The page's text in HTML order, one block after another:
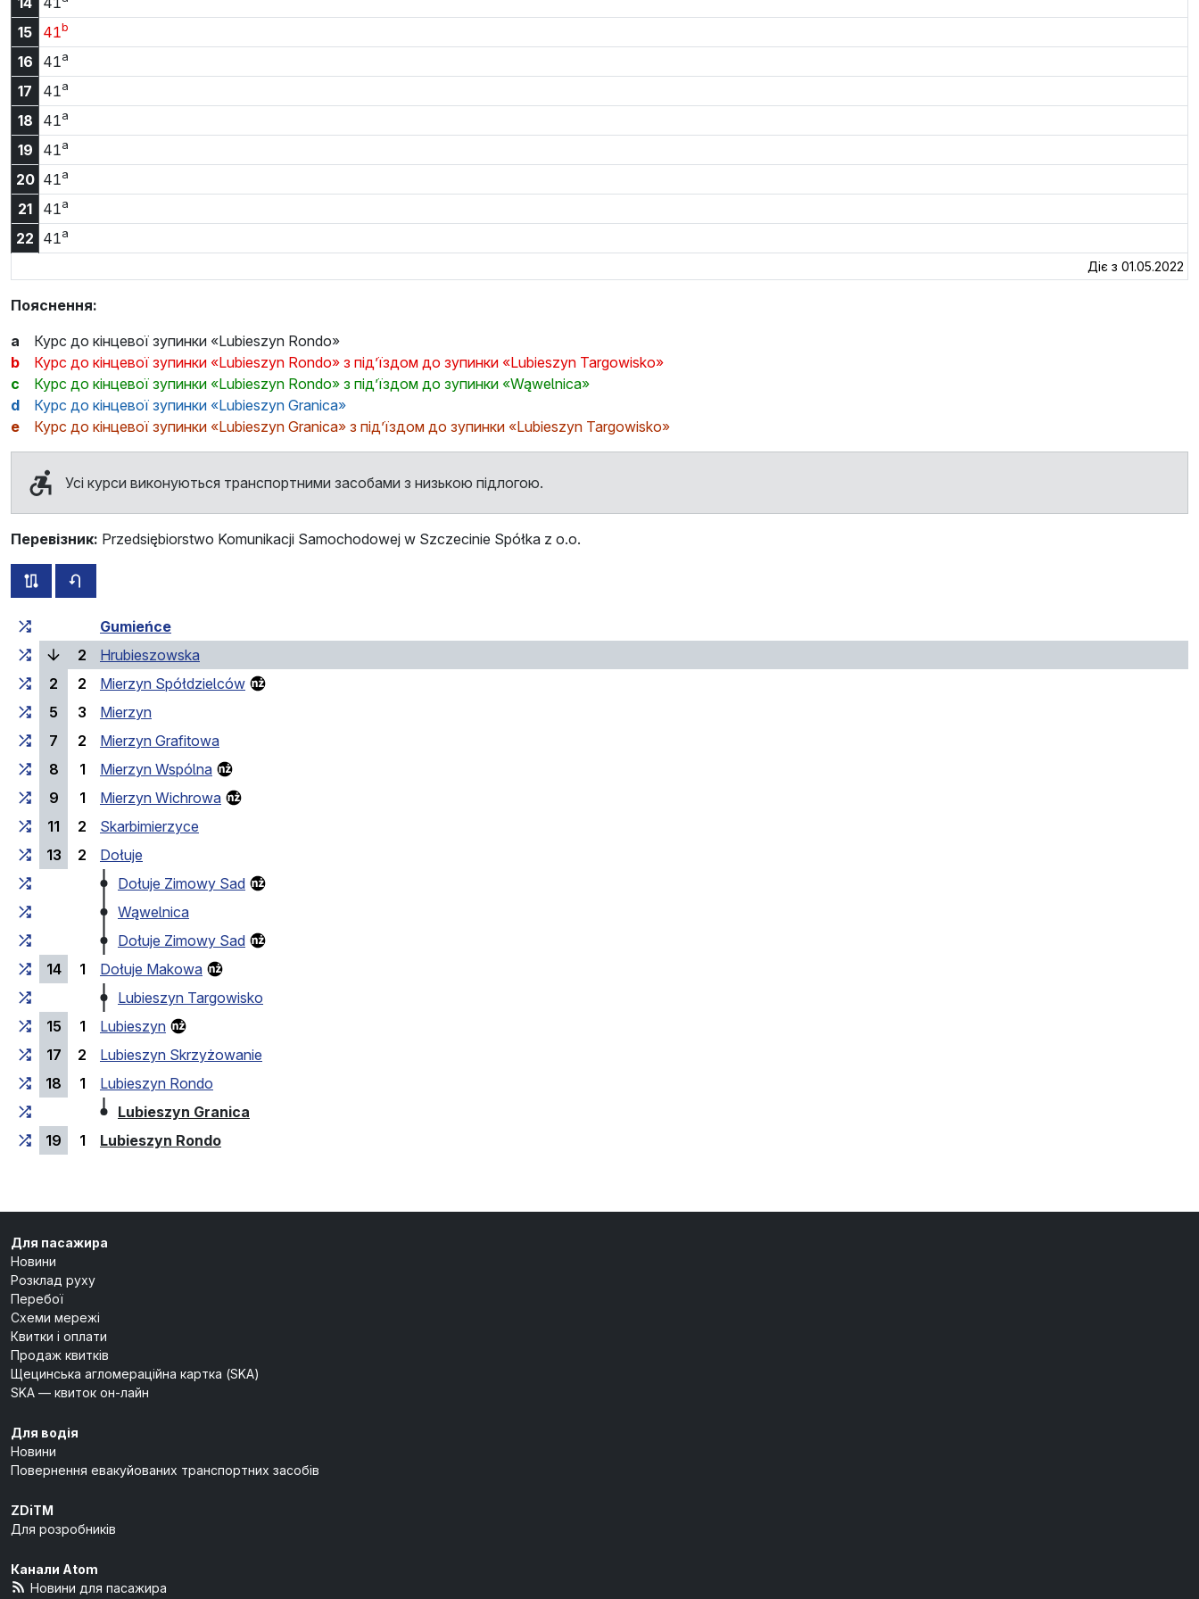
15
41b
16
41a
17
41a
18
41a
19
41a
20 41a
21
41a
22 41a
Діє з 01.05.2022
Пояснення:
a
Курс до кінцевої зупинки «Lubieszyn Rondo»
b
Курс до кінцевої зупинки «Lubieszyn Rondo» з під’їздом до зупинки «Lubieszyn Targowisko»
c
Курс до кінцевої зупинки «Lubieszyn Rondo» з під’їздом до зупинки «Wąwelnica»
d
Курс до кінцевої зупинки «Lubieszyn Granica»
e
Курс до кінцевої зупинки «Lubieszyn Granica» з під’їздом до зупинки «Lubieszyn Targowisko»
Усі курси виконуються транспортними засобами з низькою підлогою.
Перевізник: Przedsiębiorstwo Komunikacji Samochodowej w Szczecinie Spółka z o.o.
всі схеми цього маршруту
Загальний час у дорозі
Gumieńce
2
Hrubieszowska
2
2
Mierzyn Spółdzielców
5
3
Mierzyn
7
2
Mierzyn Grafitowa
8
1
Mierzyn Wspólna
9
1
Mierzyn Wichrowa
11
2
Skarbimierzyce
13
2
Dołuje
Dołuje Zimowy Sad
Wąwelnica
Dołuje Zimowy Sad
14
1
Dołuje Makowa
Lubieszyn Targowisko
15
1
Lubieszyn
17
2
Lubieszyn Skrzyżowanie
18
1
Lubieszyn Rondo
Lubieszyn Granica
19
1 Lubieszyn Rondo(кінцева зупинка)
Для пасажира
Новини
Розклад руху
Перебої
Схеми мережі
Квитки і оплати
Продаж квитків
Щецинська агломераційна картка (SKA)
SKA — квиток он-лайн
Для водія
Новини
Повернення евакуйованих транспортних засобів
ZDiTM
Для розробників
Канали Atom
Новини для пасажира